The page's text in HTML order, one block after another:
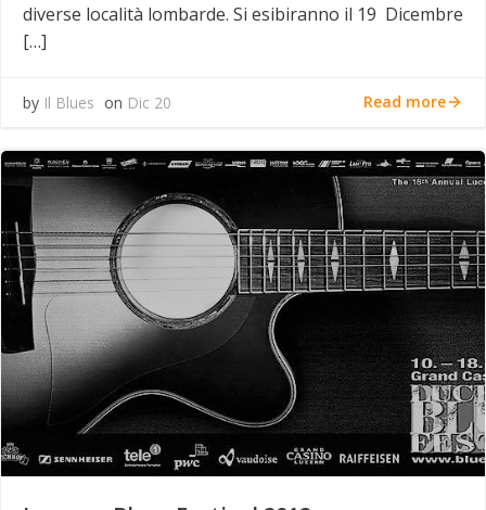
diverse località lombarde. Si esibiranno il 19 Dicembre
[…]
by Il Blues on Dic 20 Read more